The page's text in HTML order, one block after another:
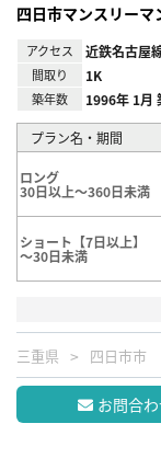
四日市マンスリーマ
アクセス 近鉄名古屋
間取り 1K
築年数 1996年 1月
プラン名・期間
ロング
30日以上～360日未満
ショート【7日以上】
～30日未満
三重県 四日市市
お問合